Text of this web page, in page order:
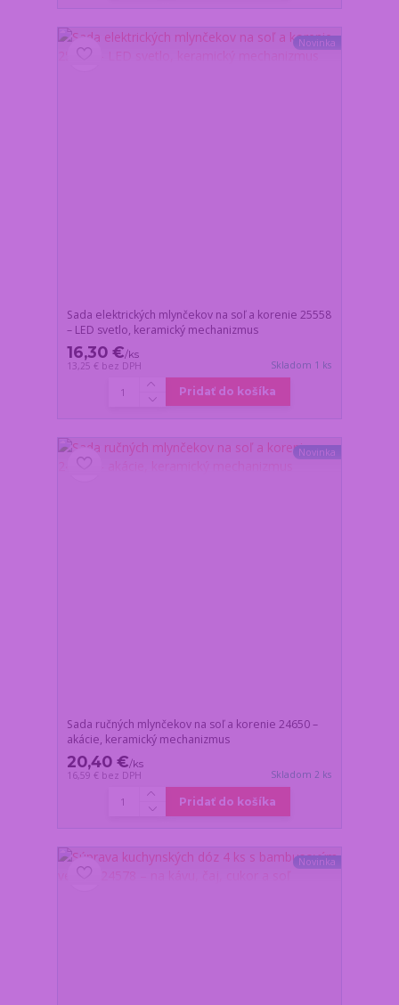
Novinka
Sada elektrických mlynčekov na soľ a korenie 25558
– LED svetlo, keramický mechanizmus
16,30 €/ks
13,25 € bez DPH Skladom 1 ks
Pridať do košíka
Novinka
Sada ručných mlynčekov na soľ a korenie 24650 –
akácie, keramický mechanizmus
20,40 €/ks
16,59 € bez DPH Skladom 2 ks
Pridať do košíka
Novinka